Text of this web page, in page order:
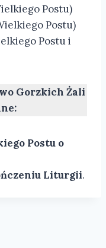
Postu)
Postu)
Postu i
Gorzkich Żali
Postu o
Liturgii.